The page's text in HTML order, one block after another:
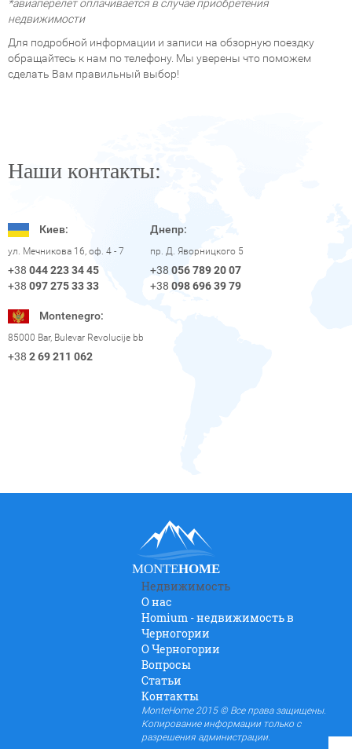
*авиаперелет оплачивается в случае приобретения
недвижимости
Для подробной информации и записи на обзорную поездку
обращайтесь к нам по телефону. Мы уверены что поможем
сделать Вам правильный выбор!
Наши контакты:
Киев:
ул. Мечникова 16, оф. 4 - 7
+38 044 223 34 45
+38 097 275 33 33
Днепр:
пр. Д. Яворницкого 5
+38 056 789 20 07
+38 098 696 39 79
Montenegro:
85000 Bar, Bulevar Revolucije bb
+38 2 69 211 062
MONTEHOME
Недвижимость
О нас
Homium - недвижимость в
Черногории
O Черногории
Вопросы
Статьи
Контакты
MonteHome 2015 © Все права защищены.
Копирование информации только с
разрешения администрации.